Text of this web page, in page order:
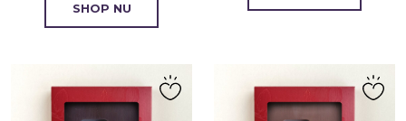
SHOP NU